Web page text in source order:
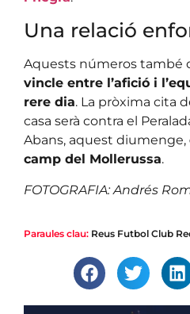
Una relació
Aquests números també
vincle entre l’afició i
rere dia. La pròxima cita
casa serà contra el
Abans, aquest diumenge,
camp del Mollerussa.
FOTOGRAFIA: Andrés
Paraules clau: Reus Futbol Club